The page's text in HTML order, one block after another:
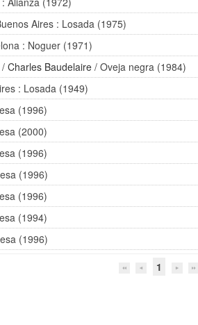
Aires : Losada (1975)
: Noguer (1971)
/Charles Baudelaire / Oveja negra (1984)
: Losada (1949)
(1996)
(2000)
(1996)
(1996)
(1996)
(1994)
(1996)
1